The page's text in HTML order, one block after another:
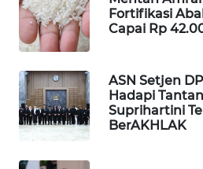
Fortifikasi
Capai Rp
ASN Setjen
Hadapi
Suprihartini
BerAKHLAK
MKLI
LKKI
KOPEKLIN